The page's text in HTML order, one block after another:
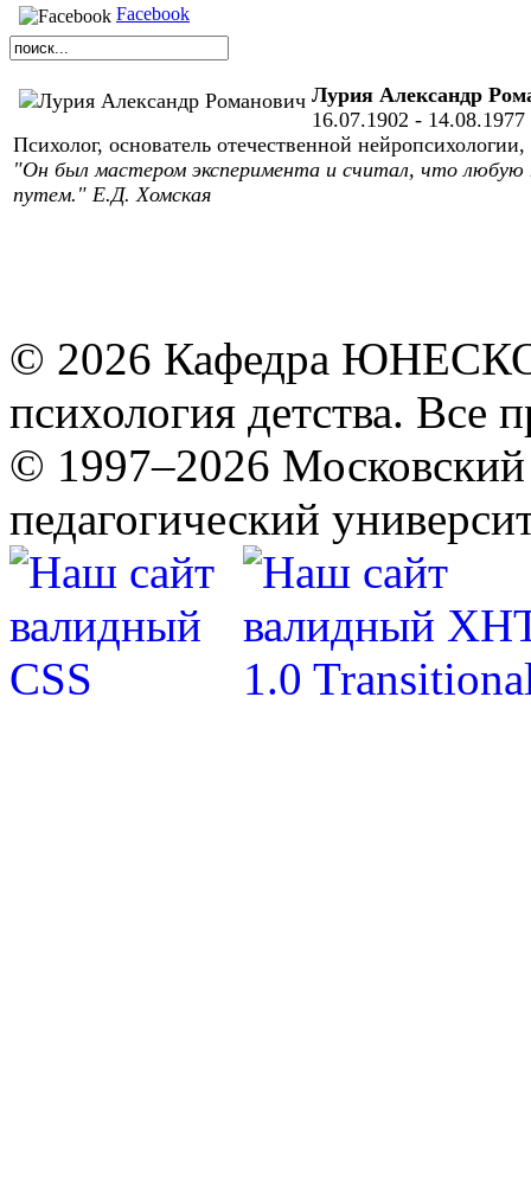
Facebook
Лурия Александр
16.07.1902 - 14.08.1977
Психолог, основатель отечественной
"Он был мастером эксперимента и считал, что
путем." Е.Д. Хомская
© 2026 Кафедра ЮНЕСКО
психология детства. Все
© 1997–2026 Московский
педагогический